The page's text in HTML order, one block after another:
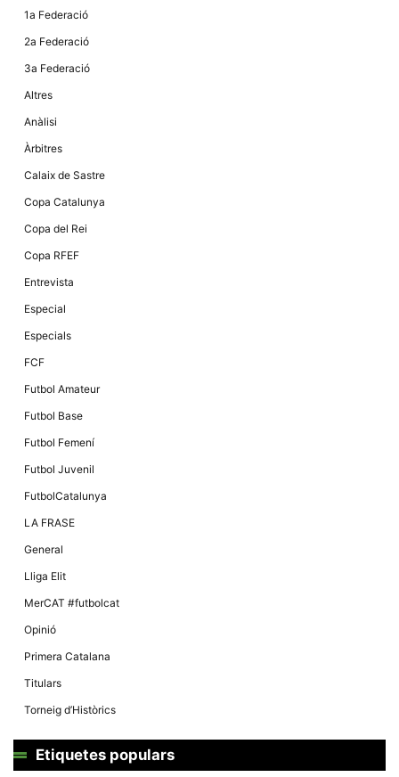
1a Federació
2a Federació
3a Federació
Altres
Anàlisi
Àrbitres
Calaix de Sastre
Copa Catalunya
Copa del Rei
Copa RFEF
Entrevista
Especial
Especials
FCF
Futbol Amateur
Futbol Base
Futbol Femení
Futbol Juvenil
FutbolCatalunya
LA FRASE
General
Lliga Elit
MerCAT #futbolcat
Opinió
Primera Catalana
Titulars
Torneig d’Històrics
Etiquetes populars